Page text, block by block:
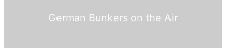
German Bunkers on the Air